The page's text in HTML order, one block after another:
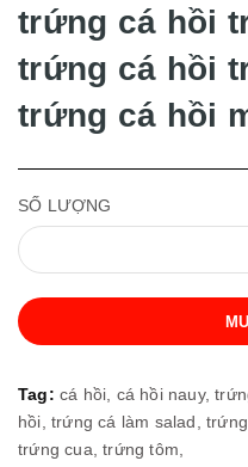
trứng cá hồi
trứng cá hồi
trứng cá hồi
SỐ LƯỢNG
Tag: cá hồi, cá hồi nauy,
hồi, trứng cá làm salad,
trứng cua,trứng tôm,